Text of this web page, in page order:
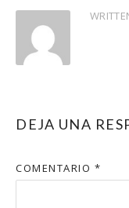
DEJA UNA
COMENTARIO *